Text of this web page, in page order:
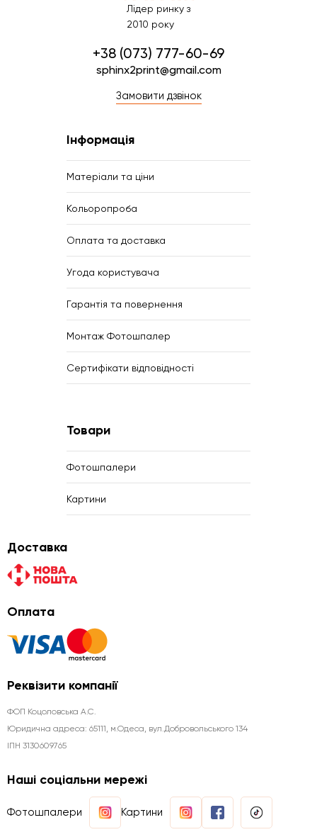
Лідер ринку з
2010 року
+38 (073) 777-60-69
sphinx2print@gmail.com
Замовити дзвінок
Інформація
Матеріали та ціни
Кольоропроба
Оплата та доставка
Угода користувача
Гарантія та повернення
Монтаж Фотошпалер
Сертифікати відповідності
Товари
Фотошпалери
Картини
Доставка
Оплата
Реквізити компанії
ФОП Коцоловська А.С.
Юридична aдреса: 65111, м.Одеса, вул.Добровольського 134
ІПН 3130609765
Наші соціальни мережі
Фотошпалери Картини